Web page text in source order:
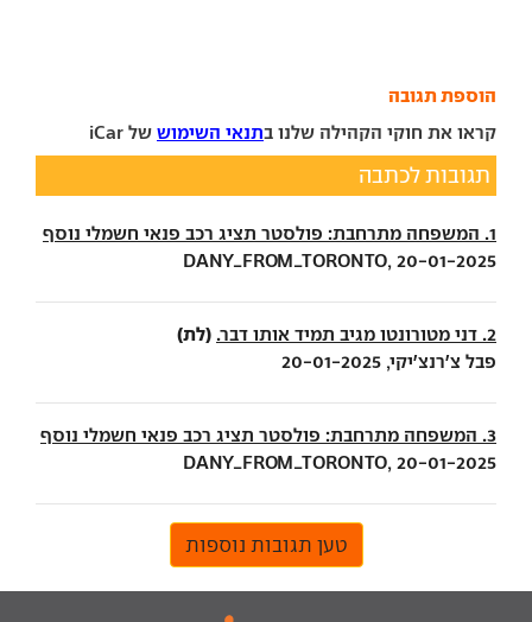
הוספת תגובה
קראו את חוקי הקהילה שלנו בתנאי השימוש של iCar
תגובות לכתבה
1. המשפחה מתרחבת: פולסטר תציג רכב פנאי חשמלי נוסף
DANY_FROM_TORONTO, 20-01-2025
2. דני מטורונטו מגיב תמיד אותו דבר. (לת)
פבל צ׳רנצ׳יקי, 20-01-2025
3. המשפחה מתרחבת: פולסטר תציג רכב פנאי חשמלי נוסף
DANY_FROM_TORONTO, 20-01-2025
טען תגובות נוספות